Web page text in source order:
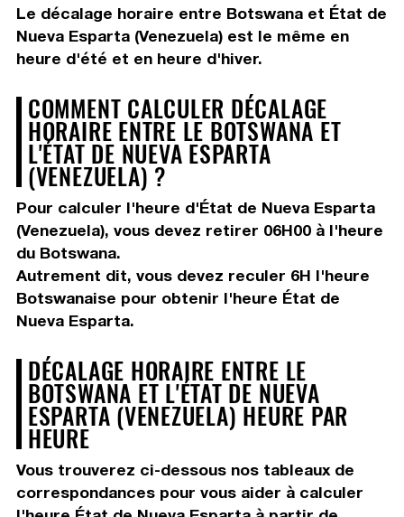
Le décalage horaire entre Botswana et État de
Nueva Esparta (Venezuela) est le même en
heure d'été et en heure d'hiver.
COMMENT CALCULER DÉCALAGE
HORAIRE ENTRE LE BOTSWANA ET
L'ÉTAT DE NUEVA ESPARTA
(VENEZUELA) ?
Pour calculer l'heure d'État de Nueva Esparta
(Venezuela), vous devez retirer 06H00à l'heure
du Botswana.
Autrement dit, vous devez reculer 6H l'heure
Botswanaise pour obtenir l'heure État de
Nueva Esparta.
DÉCALAGE HORAIRE ENTRE LE
BOTSWANA ET L'ÉTAT DE NUEVA
ESPARTA (VENEZUELA) HEURE PAR
HEURE
Vous trouverez ci-dessous nos tableaux de
correspondances pour vous aider à calculer